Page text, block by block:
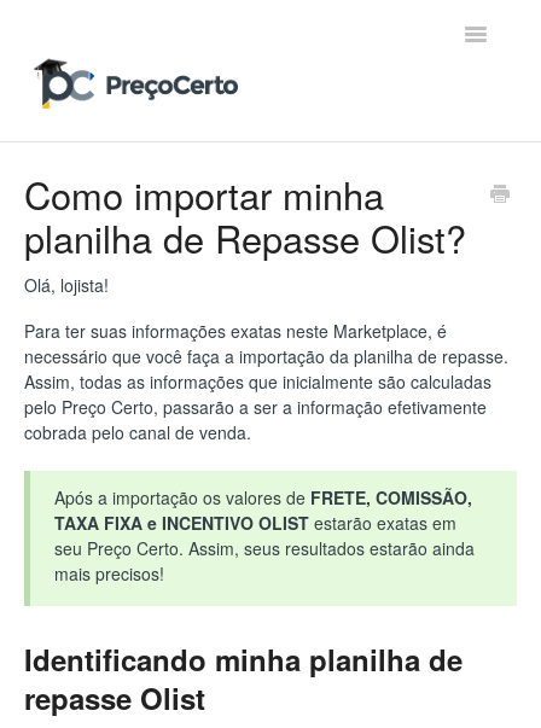
Toggle
Como importar minha
planilha de Repasse Olist?
Olá, lojista!
Para ter suas informações exatas neste Marketplace, é
necessário que você faça a importação da planilha de repasse.
Assim, todas as informações que inicialmente são calculadas
pelo Preço Certo, passarão a ser a informação efetivamente
cobrada pelo canal de venda.
Após a importação os valores de FRETE, COMISSÃO,
TAXA FIXA e INCENTIVO OLIST estarão exatas em
seu Preço Certo. Assim, seus resultados estarão ainda
mais precisos!
Identificando minha planilha de
repasse Olist